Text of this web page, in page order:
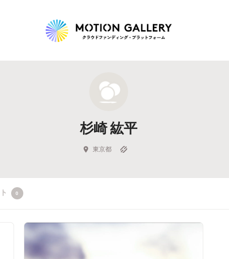
新着プロジェクト
Feature
キュレーターから探す
杉崎 紘平
東京都
0